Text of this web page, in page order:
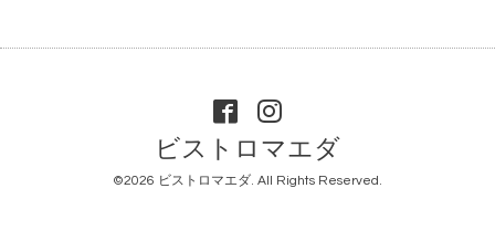
ビストロマエダ
©2026 ビストロマエダ. All Rights Reserved.